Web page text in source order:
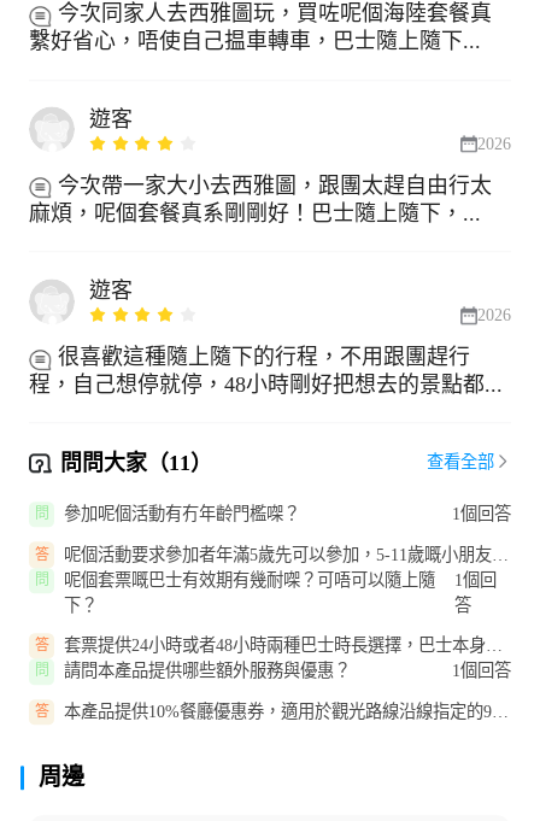
今次同家人去西雅圖玩，買咗呢個海陸套餐真
繫好省心，唔使自己揾車轉車，巴士隨上隨下...
遊客
2026
今次帶一家大小去西雅圖，跟團太趕自由行太
麻煩，呢個套餐真系剛剛好！巴士隨上隨下，...
遊客
2026
很喜歡這種隨上隨下的行程，不用跟團趕行
程，自己想停就停，48小時剛好把想去的景點都...
問問大家（11） 查看全部
問 參加呢個活動有冇年齡門檻㗎？ 1個回答
答
呢個活動要求參加者年滿5歲先可以參加，5-11歲嘅小朋友需
要由付費成人陪同，12歲以上收...
問
呢個套票嘅巴士有效期有幾耐㗎？可唔可以隨上隨
下？
1個回
答
答
套票提供24小時或者48小時兩種巴士時長選擇，巴士本身係
支持隨上隨下嘅，你可以完全按...
問 請問本產品提供哪些額外服務與優惠？ 1個回答
答
本產品提供10%餐廳優惠券，適用於觀光路線沿線指定的9間
周邊